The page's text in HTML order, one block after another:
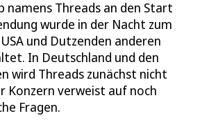
namens Threads an den Start
wurde in der Nacht zum
und Dutzenden anderen
In Deutschland und den
wird Threads zunächst nicht
Konzern verweist auf noch
Fragen.